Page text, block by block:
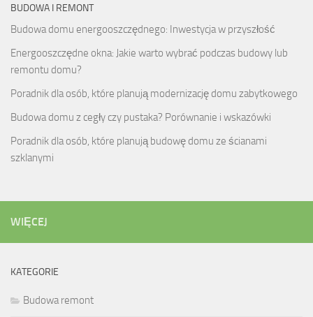
BUDOWA I REMONT
Budowa domu energooszczędnego: Inwestycja w przyszłość
Energooszczędne okna: Jakie warto wybrać podczas budowy lub
remontu domu?
Poradnik dla osób, które planują modernizację domu zabytkowego
Budowa domu z cegły czy pustaka? Porównanie i wskazówki
Poradnik dla osób, które planują budowę domu ze ścianami
szklanymi
WIĘCEJ
KATEGORIE
Budowa remont